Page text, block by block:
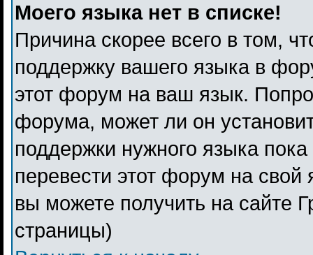
Моего языка нет в списке!
Причина скорее всего в том,
поддержку вашего языка в
этот форум на ваш язык.
форума, может ли он
поддержки нужного языка
перевести этот форум на
вы можете получить на сайте
страницы)